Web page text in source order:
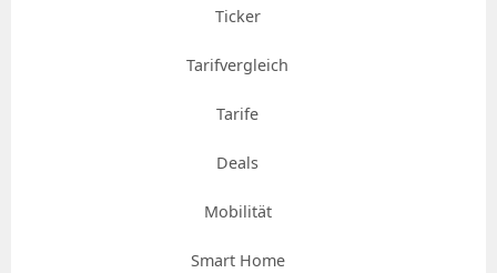
Ticker
Tarifvergleich
Tarife
Deals
Mobilität
Smart Home